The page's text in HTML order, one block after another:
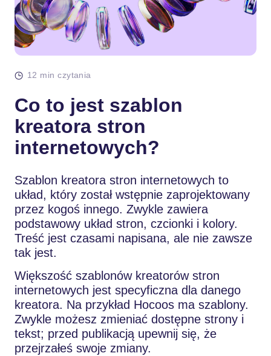
12 min czytania
Co to jest szablon
kreatora stron
internetowych?
Szablon kreatora stron internetowych to
układ, który został wstępnie zaprojektowany
przez kogoś innego. Zwykle zawiera
podstawowy układ stron, czcionki i kolory.
Treść jest czasami napisana, ale nie zawsze
tak jest.
Większość szablonów kreatorów stron
internetowych jest specyficzna dla danego
kreatora. Na przykład Hocoos ma szablony.
Zwykle możesz zmieniać dostępne strony i
tekst; przed publikacją upewnij się, że
przejrzałeś swoje zmiany.